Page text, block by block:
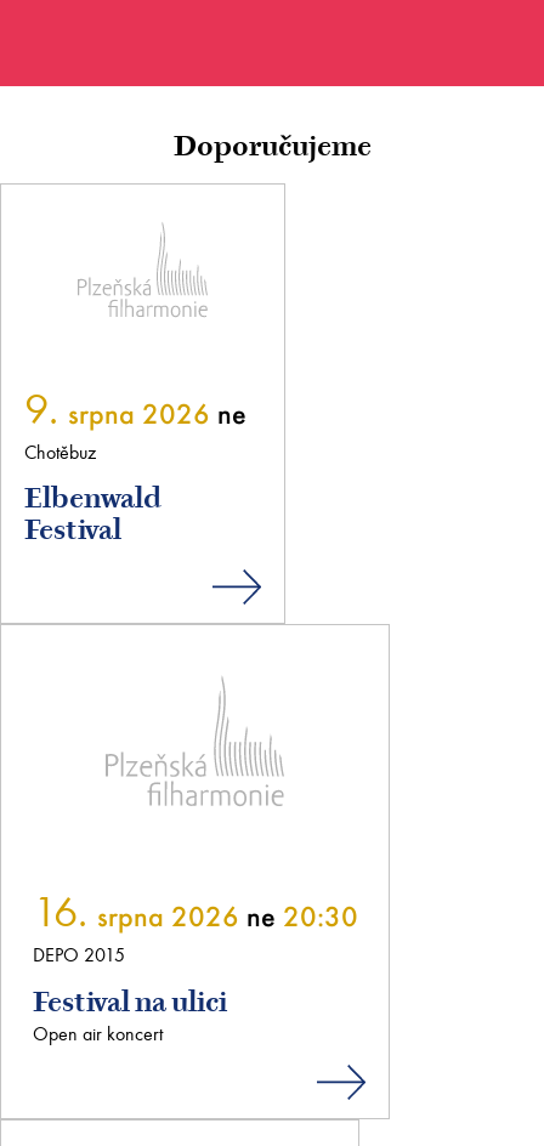
Doporučujeme
Elbenwald
Festival
9. srpna 2026 ne
Chotěbuz
Festival na ulici
16. srpna 2026 ne 20:30
DEPO 2015
Open air koncert